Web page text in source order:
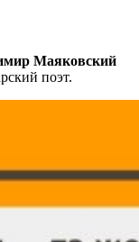
Маяковский
поэт.